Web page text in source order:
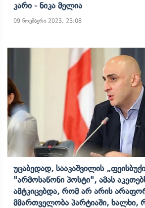
Კარი - Ნიკა Მელია
09 ნოემბერი 2023, 23:08
Უცაბედად, Სააკაშვილის
"არმოსაწონი Პოსტი", Ამას
Ამტკიცებდა, Რომ Არ Არის
Მმართველობა Პარტიაში, Ხალხი,